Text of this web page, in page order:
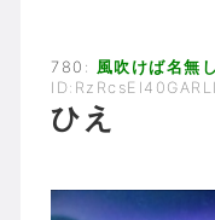
780: 風吹けば名無し
ひえ